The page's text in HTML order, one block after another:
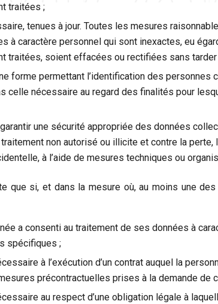
traitées ;
tenues à jour. Toutes les mesures
à caractère personnel qui sont inexactes, eu
traitées, soient effacées ou rectifiées sans tarder
forme permettant l’identification des personnes
celle nécessaire au regard des finalités pour
une sécurité appropriée des données
non autorisé ou illicite et contre la perte,
à l’aide de mesures techniques ou
que si, et dans la mesure où, au moins une
a consenti au traitement de ses données à
spécifiques ;
à l’exécution d’un contrat auquel la
précontractuelles prises à la demande de
au respect d’une obligation légale à